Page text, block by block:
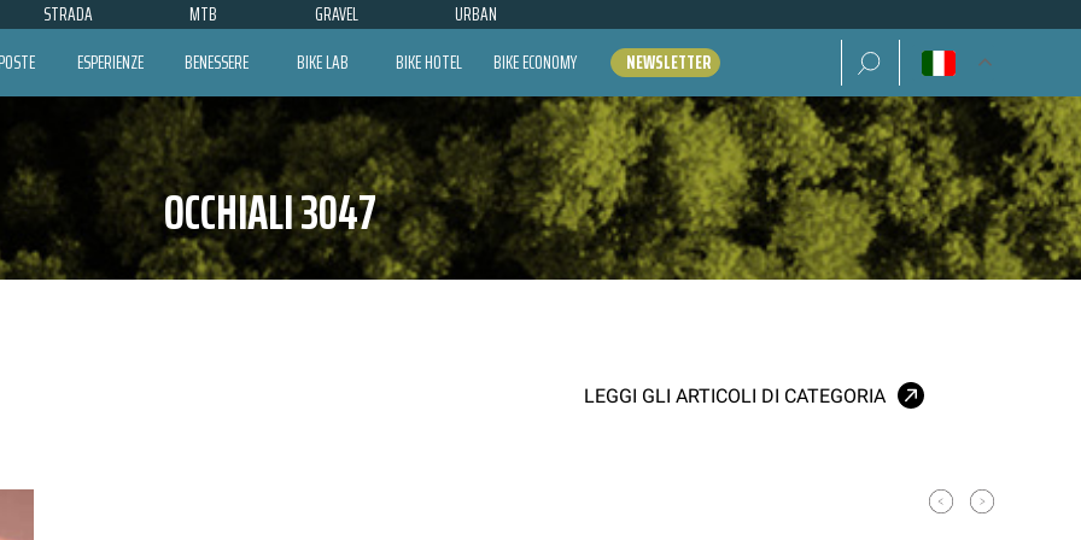
STRADA MTB GRAVEL URBAN
ESPERIENZE BENESSERE BIKE LAB BIKE HOTEL BIKE ECONOMY NEWSLETTER Ricerca per:
OCCHIALI 3047
LEGGI GLI ARTICOLI DI CATEGORIA